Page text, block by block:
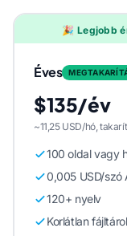
🎉 Legjobb
Éves
$135/év
~11,25 USD/hó,
100 oldal vagy
0,005 USD/szó
120+ nyelv
Korlátlan